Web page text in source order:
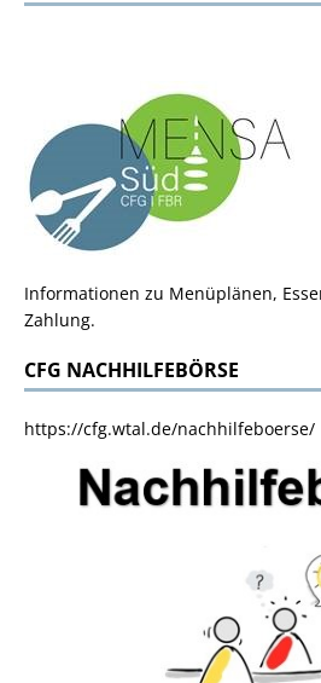
Informationen zu Menüplänen,
Zahlung.
CFG NACHHILFEBÖRSE
https://cfg.wtal.de/nachhilfeboerse/